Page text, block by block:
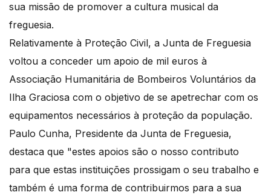
sua missão de promover a cultura musical da
freguesia.
Relativamente à Proteção Civil, a Junta de Freguesia
voltou a conceder um apoio de mil euros à
Associação Humanitária de Bombeiros Voluntários da
Ilha Graciosa com o objetivo de se apetrechar com os
equipamentos necessários à proteção da população.
Paulo Cunha, Presidente da Junta de Freguesia,
destaca que "estes apoios são o nosso contributo
para que estas instituições prossigam o seu trabalho e
também é uma forma de contribuirmos para a sua